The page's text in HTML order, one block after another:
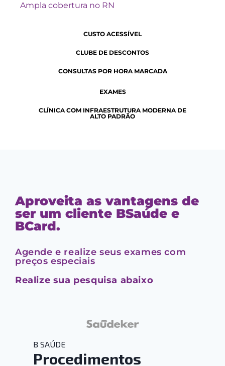
Ampla cobertura no RN
CUSTO ACESSÍVEL
CLUBE DE DESCONTOS
CONSULTAS POR HORA MARCADA
EXAMES
CLÍNICA COM INFRAESTRUTURA MODERNA DE
ALTO PADRÃO
Aproveita as vantagens de
ser um cliente BSaúde e
BCard.
Agende e realize seus exames com
preços especiais
Realize sua pesquisa abaixo